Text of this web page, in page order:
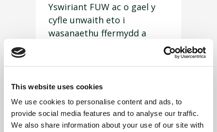
This website uses cookies
We use cookies to personalise content and ads, to
provide social media features and to analyse our traffic.
We also share information about your use of our site with
Yswiriant FUW ac o gael y
cyfle unwaith eto i
wasanaethu ffermydd a
busnesau ar draws Penrhyn
am flynyddoedd lawer rwy’n
deall anghenion unigryw
ffermwyr a busnesau lleol ac